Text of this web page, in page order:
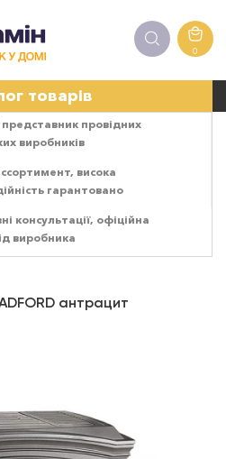
0
товарів
провідних
виробників
висока
гарантовано
консультації, офіційна
виробника
антрацит